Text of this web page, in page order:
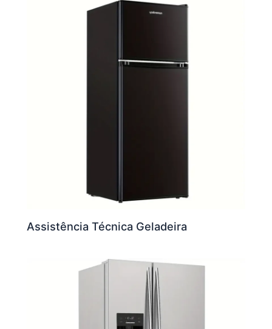
Assistência Técnica Geladeira